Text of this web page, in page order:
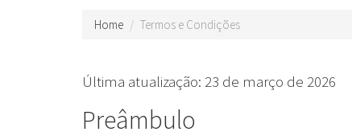
Home Termos e Condições
Última atualização: 23 de março de 2026
Preâmbulo